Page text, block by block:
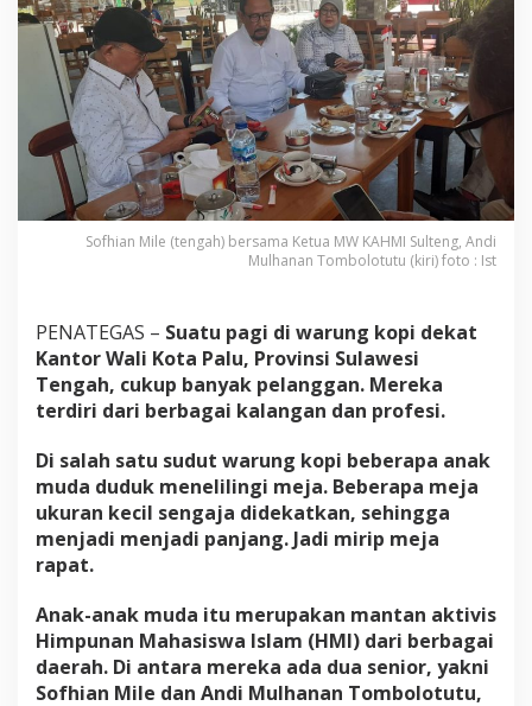
l
e
:
B
e
r
s
a
m
a
K
a
u
d
a
7
S
e
m
a
n
J
a
d
Sofhian Mile (tengah) bersama Ketua MW KAHMI Sulteng, Andi
Mulhanan Tombolotutu (kiri) foto : Ist
PENATEGAS – Suatu pagi di warung kopi dekat
Kantor Wali Kota Palu, Provinsi Sulawesi
Tengah, cukup banyak pelanggan. Mereka
terdiri dari berbagai kalangan dan profesi.
Di salah satu sudut warung kopi beberapa anak
muda duduk menelilingi meja. Beberapa meja
ukuran kecil sengaja didekatkan, sehingga
menjadi menjadi panjang. Jadi mirip meja
rapat.
Anak-anak muda itu merupakan mantan aktivis
Himpunan Mahasiswa Islam (HMI) dari berbagai
daerah. Di antara mereka ada dua senior, yakni
Sofhian Mile dan Andi Mulhanan Tombolotutu,